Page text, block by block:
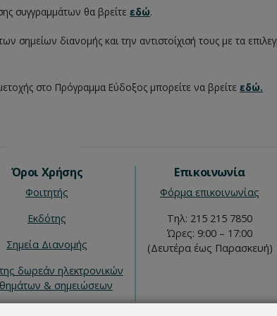
συγγραμμάτων θα βρείτε εδώ.
σημείων διανομής και την αντιστοίχισή τους με τα
στο Πρόγραμμα Εύδοξος μπορείτε να βρείτε εδώ.
Όροι Χρήσης
Φοιτητής
Εκδότης
Σημεία Διανομής
δωρεάν ηλεκτρονικών
& σημειώσεων
Επικοινωνία
Φόρμα επικοινωνίας
Τηλ: 215 215 7850
Ώρες: 9:00 – 17:00
(Δευτέρα έως Παρασκευή)